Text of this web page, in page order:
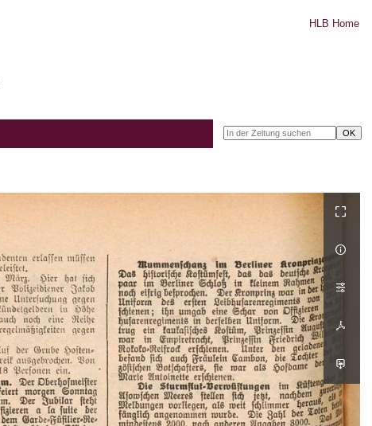
HLB Home